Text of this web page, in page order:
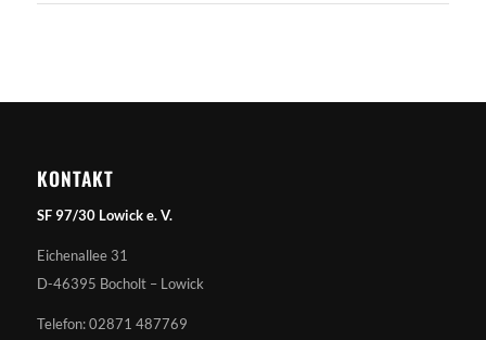
KONTAKT
SF 97/30 Lowick e. V.
Eichenallee 31
D-46395 Bocholt – Lowick
Telefon: 02871 487769